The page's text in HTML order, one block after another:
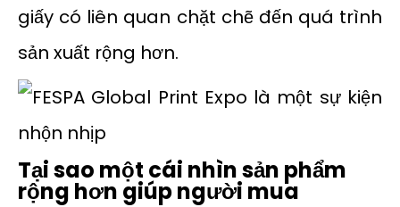
giấy có liên quan chặt chẽ đến quá trình
sản xuất rộng hơn.
Tại sao một cái nhìn sản phẩm
rộng hơn giúp người mua